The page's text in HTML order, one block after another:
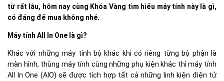
từ rất lâu, hôm nay cùng Khóa Vàng tìm hiểu máy tính này là gì,
có đáng để mua không nhé.
Máy tính All In One là gì?
Khác với những máy tính bộ khác khi có riêng từng bộ phận là
màn hình, thùng máy tính cùng những phụ kiện khác thì máy tính
All In One (AIO) sẽ được tích hợp tất cả những linh kiện điện tử